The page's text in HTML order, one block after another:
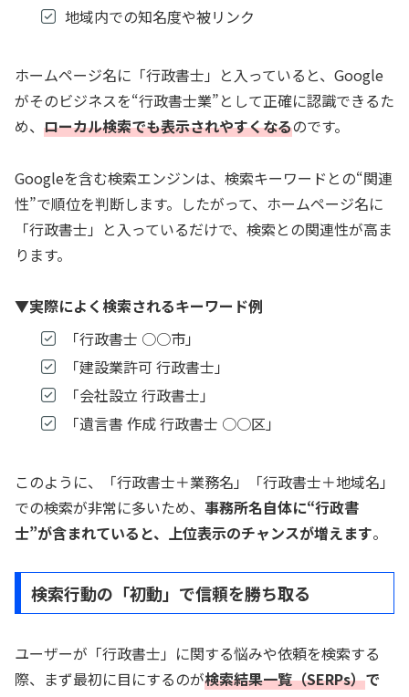
地域内での知名度や被リンク
ホームページ名に「行政書士」と入っていると、Google
がそのビジネスを“行政書士業”として正確に認識できるた
め、 ローカル検索でも表示されやすくなるのです。
Googleを含む検索エンジンは、検索キーワードとの“関連
性”で順位を判断します。したがって、ホームページ名に
「行政書士」と入っているだけで、検索との関連性が高ま
ります。
▼実際によく検索されるキーワード例
「行政書士 ○○市」
「建設業許可 行政書士」
「会社設立 行政書士」
「遺言書 作成 行政書士 ○○区」
このように、「行政書士＋業務名」「行政書士＋地域名」
での検索が非常に多いため、 事務所名自体に“行政書
士”が含まれていると、上位表示のチャンスが増えます。
検索行動の「初動」で信頼を勝ち取る
ユーザーが「行政書士」に関する悩みや依頼を検索する
際、まず最初に目にするのが検索結果一覧（SERPs）で